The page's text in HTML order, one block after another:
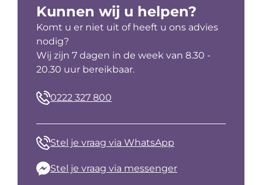
Kunnen wij u helpen?
Komt u er niet uit of heeft u ons advies
nodig?
Wij zijn 7 dagen in de week van 8.30 -
20.30 uur bereikbaar.
0222 327 800
Stel je vraag via WhatsApp
Stel je vraag via messenger